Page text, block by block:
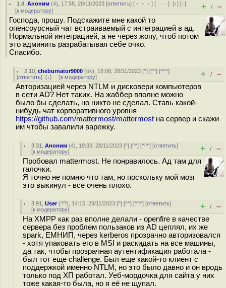
1.4 ,Аноним (4), 17:58, 28/11/2023 [ответить] [ ﹢﹢﹢] [ · · ·][↓] [↑]
[к модератору] + / –
Господа, прошу. Подскажите мне какой то
опенсоурсный чат встраиваемый с интеграцией в ад.
Нормальной интеграцией, а не через жопу, чтоб потом
это админить разрабатывая себе очко.
Спасибо.
2.10 ,cheburnator9000 (ok), 18:08, 28/11/2023 [^] [^^] [^^^]
[ответить] [↓] [к модератору] + / –
Авторизацией через NTLM и дисковери компьютеров
в сети AD? Нет таких. На жаббер вполне можно
было бы сделать, но никто не сделал. Ставь какой-
нибудь чат корпоративного уровня
https://github.com/mattermost/mattermost на сервер и скажи
им чтобы завалили варежку.
3.31 ,Аноним (4), 19:33, 28/11/2023 [^] [^^] [^^^] [ответить]
[к модератору] + / –
Пробовал mattermost. Не понравилось. Ад там для
галочки.
Я точно не помню что там, но поскольку мой мозг
это выкинул - все очень плохо.
3.91 ,User(??), 14:15, 29/11/2023 [^] [^^] [^^^] [ответить]
[к модератору] + / –
На XMPP как раз вполне делали - openfire в качестве
сервера без проблем пользаков из AD цеплял, их же
spark, ЕМНИП, через kerberos прозрачно авторизовался
- хотя упаковать его в MSI и раскидать на все машины,
да так, чтобы прозрачная аутентификация работала -
был тот еще challenge. Был еще какой-то клиент с
поддержкой именно NTLM, но это было давно и он вродь
только под ХП работал. Уеб-мордочка для сайта у них
тоже какая-то была, но я её не щупал.